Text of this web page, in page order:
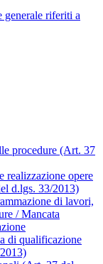
generale riferiti a
procedure (Art. 37
realizzazione opere
d.lgs. 33/2013)
di lavori,
/ Mancata
di qualificazione